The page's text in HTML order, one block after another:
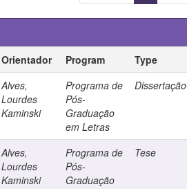
Orientador Program
Type
Alves,
Lourdes
Kaminski
Programa de
Pós-
Graduação
em Letras
Dissertação
Alves,
Lourdes
Kaminski
Programa de
Pós-
Graduação
Tese